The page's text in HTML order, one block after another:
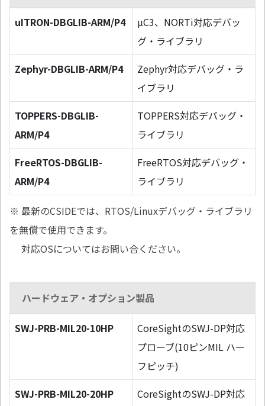
uITRON-DBGLIB-ARM/P4
µC3、NORTi対応デバッ
グ・ライブラリ
Zephyr-DBGLIB-ARM/P4
Zephyr対応デバッグ・ラ
イブラリ
TOPPERS-DBGLIB-
ARM/P4
TOPPERS対応デバッグ・
ライブラリ
FreeRTOS-DBGLIB-
ARM/P4
FreeRTOS対応デバッグ・
ライブラリ
※ 最新のCSIDEでは、RTOS/Linuxデバッグ・ライブラリ
を無償で使用できます。
対応OSについてはお問い合ください。
ハードウェア・オプション製品
SWJ-PRB-MIL20-10HP
CoreSightのSWJ-DP対応
プローブ(10ピンMIL ハー
フピッチ)
SWJ-PRB-MIL20-20HP
CoreSightのSWJ-DP対応